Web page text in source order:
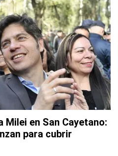
en San Cayetano:
para cubrir